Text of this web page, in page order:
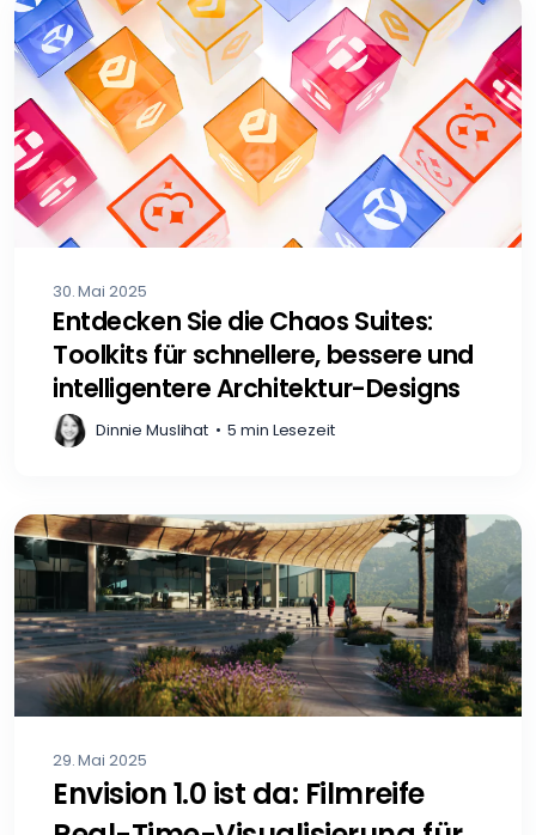
30. Mai 2025
Entdecken Sie die Chaos Suites:
Toolkits für schnellere, bessere und
intelligentere Architektur-Designs
Dinnie Muslihat • 5 min Lesezeit
29. Mai 2025
Envision 1.0 ist da: Filmreife